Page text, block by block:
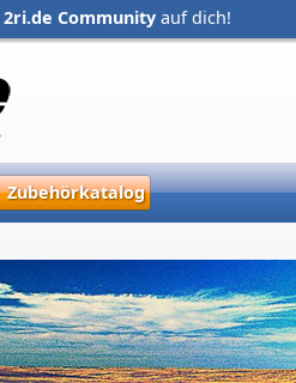
2ri.de Community auf dich!
Zubehörkatalog